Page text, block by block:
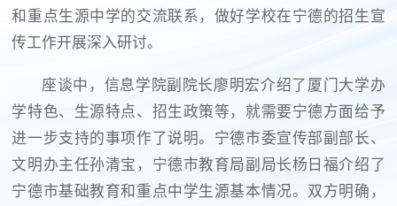
和重点生源中学的交流联系，做好学校在宁德的招生宣
传工作开展深入研讨。
座谈中，信息学院副院长廖明宏介绍了厦门大学办
学特色、生源特点、招生政策等，就需要宁德方面给予
进一步支持的事项作了说明。宁德市委宣传部副部长、
文明办主任孙清宝，宁德市教育局副局长杨日福介绍了
宁德市基础教育和重点中学生源基本情况。双方明确，